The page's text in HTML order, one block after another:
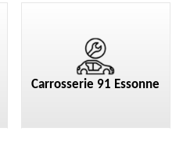
Carrosserie 91 Essonne